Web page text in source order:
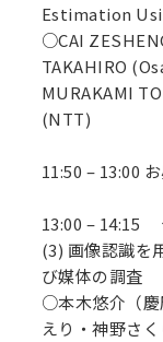
Estimation
○CAI
TAKAHIRO
MURAKAMI
(NTT)
11:50 – 13:00
13:00 – 14:15
(3) 画像認識を
び媒体の調査
○本木悠介（慶
えり・神野さ